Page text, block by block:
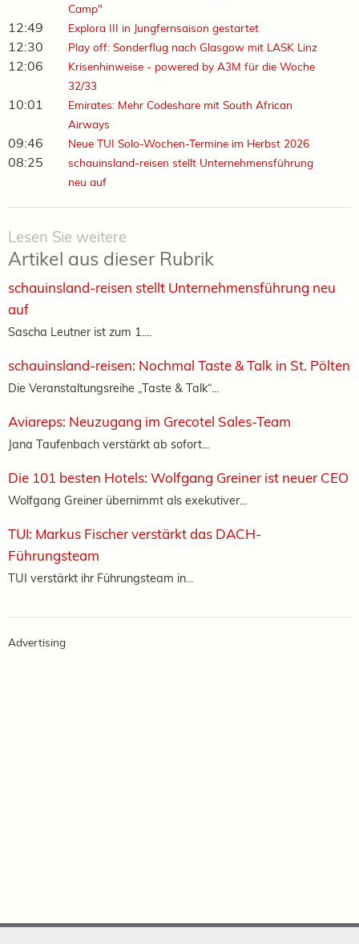
Camp"
12:49 Explora III in Jungfernsaison gestartet
12:30 Play off: Sonderflug nach Glasgow mit LASK Linz
12:06
Krisenhinweise - powered by A3M für die Woche
32/33
10:01
Emirates: Mehr Codeshare mit South African
Airways
09:46 Neue TUI Solo-Wochen-Termine im Herbst 2026
08:25
schauinsland-reisen stellt Unternehmensführung
neu auf
Lesen Sie weitere
Artikel aus dieser Rubrik
schauinsland-reisen stellt Unternehmensführung neu
auf
Sascha Leutner ist zum 1....
schauinsland-reisen: Nochmal Taste & Talk in St. Pölten
Die Veranstaltungsreihe „Taste & Talk“...
Aviareps: Neuzugang im Grecotel Sales-Team
Jana Taufenbach verstärkt ab sofort...
Die 101 besten Hotels: Wolfgang Greiner ist neuer CEO
Wolfgang Greiner übernimmt als exekutiver...
TUI: Markus Fischer verstärkt das DACH-
Führungsteam
TUI verstärkt ihr Führungsteam in...
Advertising